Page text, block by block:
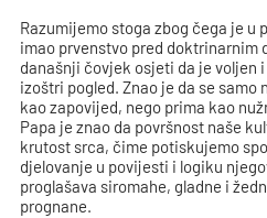
Razumijemo stoga zbog čega je
imao prvenstvo pred doktrinarnim
današnji čovjek osjeti da je voljen
izoštri pogled. Znao je da se
kao zapovijed, nego prima kao
Papa je znao da površnost naše
krutost srca, čime potiskujemo
djelovanje u povijesti i logiku
proglašava siromahe, gladne i
prognane.